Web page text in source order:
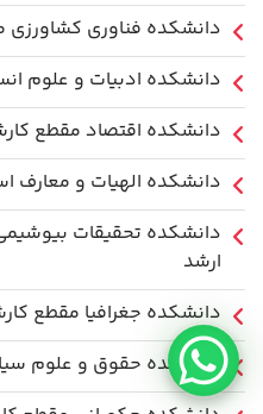
دانشكده فناوري
دانشکده ادبیات و علوم
دانشکده اقتصاد مقطع
دانشکده الهیات و معارف
دانشکده تحقیقات
ارشد
دانشکده جغرافیا مقطع
دانشکده حقوق و علوم